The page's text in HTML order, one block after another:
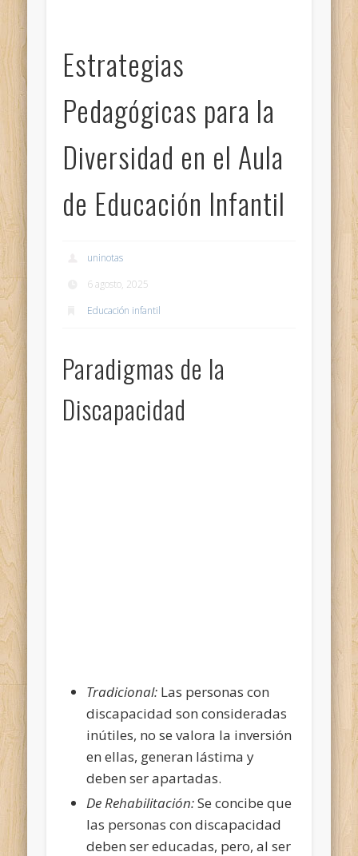
Estrategias
Pedagógicas para la
Diversidad en el Aula
de Educación Infantil
uninotas
6 agosto, 2025
Educación infantil
Paradigmas de la
Discapacidad
Tradicional: Las personas con
discapacidad son consideradas
inútiles, no se valora la inversión
en ellas, generan lástima y
deben ser apartadas.
De Rehabilitación:Se concibe que
las personas con discapacidad
deben ser educadas, pero, al ser